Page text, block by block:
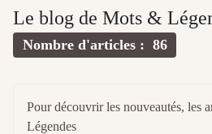
Le blog de Mots &
Nombre d'articles : 86
Pour découvrir les nouveautés, les
Légendes